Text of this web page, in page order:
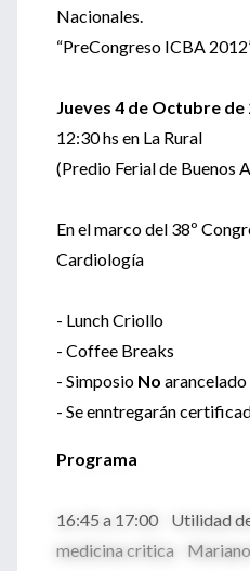
Nacionales.
“PreCongreso ICBA
Jueves 4 de Octubre de
12:30 hs en La Rural
(Predio Ferial de Buenos
En el marco del 38º
Cardiología
- Lunch Criollo
- Coffee Breaks
- Simposio No arancelado
- Se enntregarán
Programa
16:45 a 17:00 Utilidad
medicina critica